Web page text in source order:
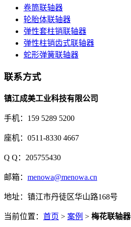
卷筒联轴器
轮胎体联轴器
弹性套柱销联轴器
弹性柱销齿式联轴器
蛇形弹簧联轴器
联系方式
镇江成美工业科技有限公司
手机：159 5289 5200
座机：0511-8330 4667
Q Q：205755430
邮箱： menowa@menowa.cn
地址：镇江市丹徒区华山路168号
当前位置： 首页 > 案例 > 梅花联轴器